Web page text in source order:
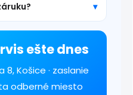
ešte dnes
Košice · zaslanie
odberné miesto